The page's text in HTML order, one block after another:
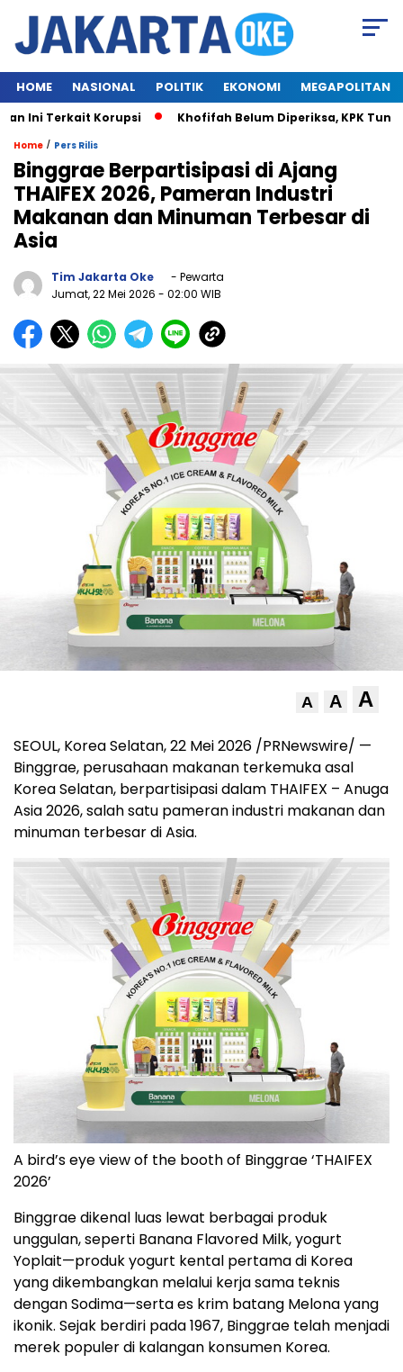
HOME NASIONAL POLITIK EKONOMI MEGAPOLITAN
Ini Terkait Korupsi Khofifah Belum Diperiksa, KPK Tunggu
Home / Pers Rilis
Binggrae Berpartisipasi di Ajang
THAIFEX 2026, Pameran Industri
Makanan dan Minuman Terbesar di
Asia
Tim Jakarta Oke
- Pewarta
Jumat, 22 Mei 2026 - 02:00 WIB
A A A
SEOUL, Korea Selatan,22 Mei 2026 /PRNewswire/ —
Binggrae, perusahaan makanan terkemuka asal
Korea Selatan, berpartisipasi dalam THAIFEX – Anuga
Asia 2026, salah satu pameran industri makanan dan
minuman terbesar di Asia.
A bird’s eye view of the booth of Binggrae ‘THAIFEX
2026’
Binggrae dikenal luas lewat berbagai produk
unggulan, seperti Banana Flavored Milk, yogurt
Yoplait—produk yogurt kental pertama di Korea
yang dikembangkan melalui kerja sama teknis
dengan Sodima—serta es krim batang Melona yang
ikonik. Sejak berdiri pada 1967, Binggrae telah menjadi
merek populer di kalangan konsumen Korea.